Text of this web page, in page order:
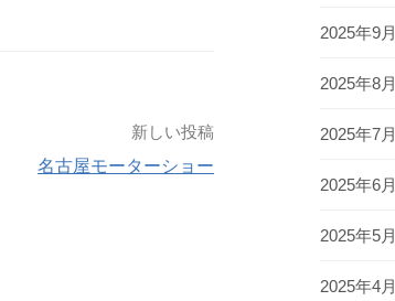
新しい投稿
名古屋モーターショー
2025年9月
2025年8月
2025年7月
2025年6月
2025年5月
2025年4月